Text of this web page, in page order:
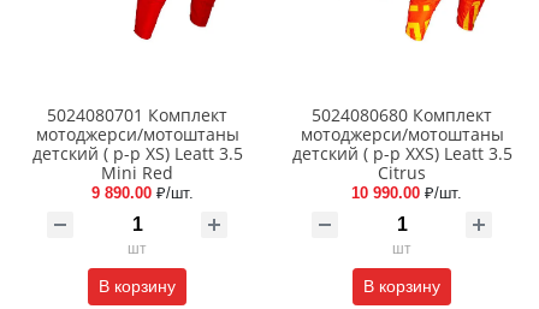
5024080701 Комплект
мотоджерси/мотоштаны
детский ( р-р XS) Leatt 3.5
Mini Red
9 890.00 ₽/шт.
шт
В корзину
5024080680 Комплект
мотоджерси/мотоштаны
детский ( р-р XXS) Leatt 3.5
Citrus
10 990.00 ₽/шт.
шт
В корзину